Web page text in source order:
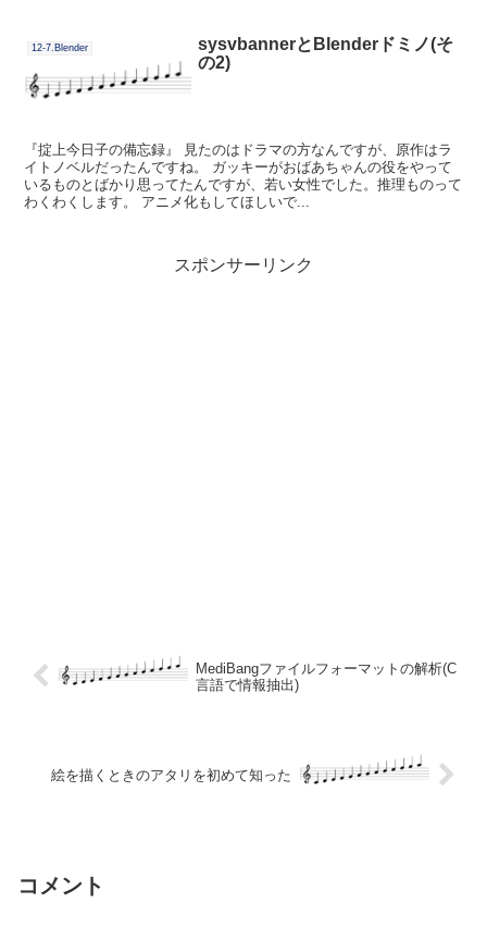
12-7.Blender
sysvbannerとBlenderドミノ(そ
の2)
『掟上今日子の備忘録』 見たのはドラマの方なんですが、原作はラ
イトノベルだったんですね。 ガッキーがおばあちゃんの役をやって
いるものとばかり思ってたんですが、若い女性でした。推理ものって
わくわくします。 アニメ化もしてほしいで...
スポンサーリンク
MediBangファイルフォーマットの解析(C
言語で情報抽出)
絵を描くときのアタリを初めて知った
コメント